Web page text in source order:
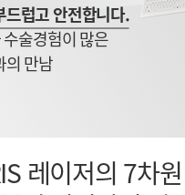
럽고 안전합니다.
술경험이 많은
의 만남